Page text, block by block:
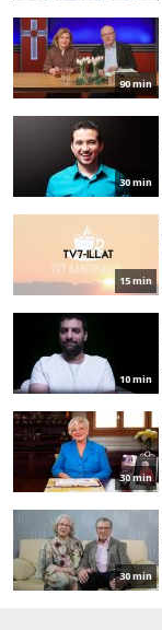
90 min
30 min
15 min
10 min
30 min
30 min